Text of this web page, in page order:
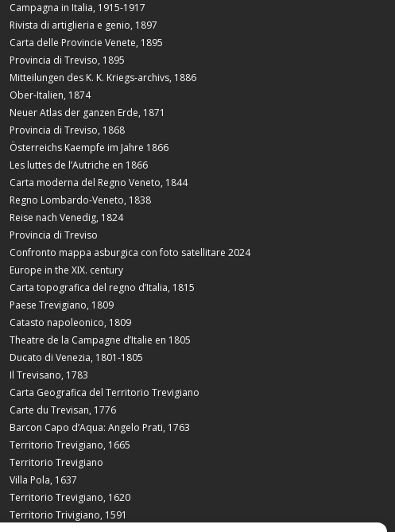
Campagna in Italia, 1915-1917
Rivista di artiglieria e genio, 1897
Carta delle Provincie Venete, 1895
Provincia di Treviso, 1895
Mitteilungen des K. K. Kriegs-archivs, 1886
Ober-Italien, 1874
Neuer Atlas der ganzen Erde, 1871
Provincia di Treviso, 1868
Österreichs Kaempfe im Jahre 1866
Les luttes de l’Autriche en 1866
Carta moderna del Regno Veneto, 1844
Regno Lombardo-Veneto, 1838
Reise nach Venedig, 1824
Provincia di Treviso
Confronto mappa asburgica con foto satellitare 2024
Europe in the XIX. century
Carta topografica del regno d’Italia, 1815
Paese Trevigiano, 1809
Catasto napoleonico, 1809
Theatre de la Campagne d’Italie en 1805
Ducato di Venezia, 1801-1805
Il Trevisano, 1783
Carta Geografica del Territorio Trevigiano
Carte du Trevisan, 1776
Barcon Capo d’Aqua: Angelo Prati, 1763
Territorio Trevigiano, 1665
Territorio Trevigiano
Villa Pola, 1637
Territorio Trevigiano, 1620
Territorio Trivigiano, 1591